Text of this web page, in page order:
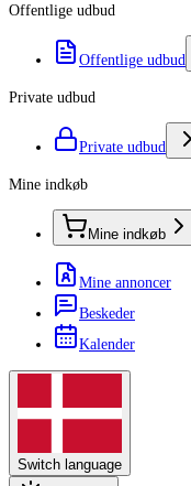
Offentlige udbud
Offentlige udbud
Private udbud
Private udbud
Mine indkøb
Mine indkøb
Mine annoncer
Beskeder
Kalender
Switch language